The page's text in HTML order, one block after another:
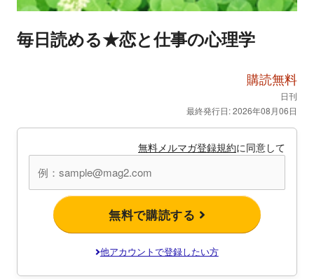
毎日読める★恋と仕事の心理学
購読無料
日刊
最終発行日: 2026年08月06日
無料メルマガ登録規約に同意して
無料で購読する
他アカウントで登録したい方